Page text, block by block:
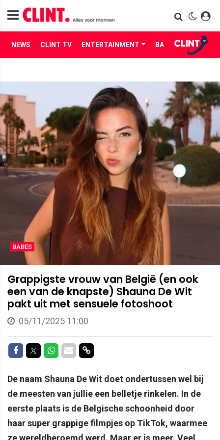
NEWS CLINT TV ENTERTAINMENT BABES LIFE
BABES
Grappigste vrouw van België (en ook
een van de knapste) Shauna De Wit
pakt uit met sensuele fotoshoot
05/11/2025 11:00
Delen op Facebook
Delen op Twitter
Delen op Whatsapp
Delen via Mail
Delen via link
De naam Shauna De Wit doet ondertussen wel bij
de meesten van jullie een belletje rinkelen. In de
eerste plaats is de Belgische schoonheid door
haar super grappige filmpjes op TikTok, waarmee
ze wereldberoemd werd. Maar er is meer. Veel